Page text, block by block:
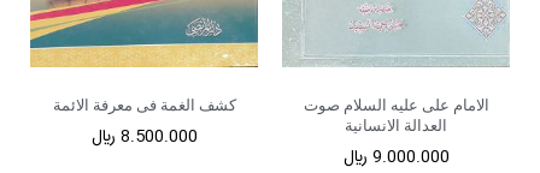
الامام علی علیه السلام صوت
العدالة الانسانیة
9.000.000 ﷼
کشف الغمة فی معرفة الائمة
8.500.000 ﷼